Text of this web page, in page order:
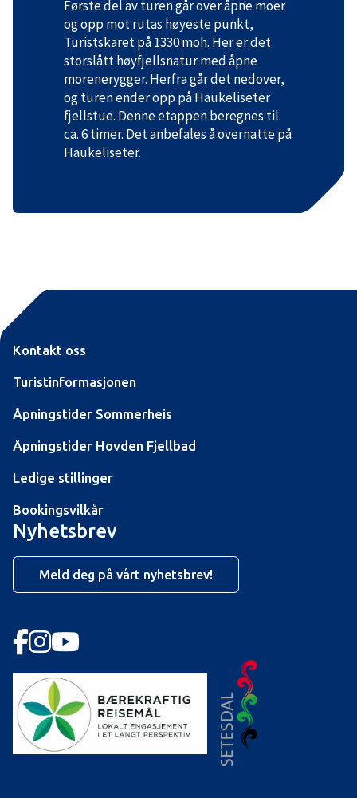
Første del av turen går over åpne moer
og opp mot rutas høyeste punkt,
Turistskaret på 1330 moh. Her er det
storslått høyfjellsnatur med åpne
morenerygger. Herfra går det nedover,
og turen ender opp på Haukeliseter
fjellstue. Denne etappen beregnes til
ca. 6 timer. Det anbefales å overnatte på
Haukeliseter.
Kontakt oss
Turistinformasjonen
Åpningstider Sommerheis
Åpningstider Hovden Fjellbad
Ledige stillinger
Bookingsvilkår
Nyhetsbrev
Meld deg på vårt nyhetsbrev!